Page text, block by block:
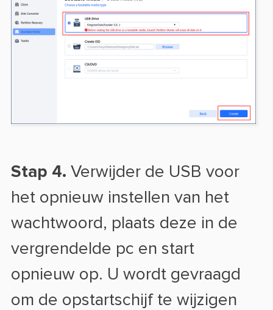
Stap 4. Verwijder de USB voor
het opnieuw instellen van het
wachtwoord, plaats deze in de
vergrendelde pc en start
opnieuw op. U wordt gevraagd
om de opstartschijf te wijzigen